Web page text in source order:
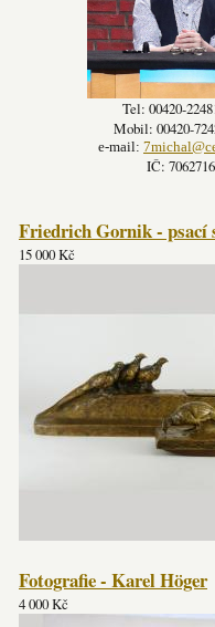
Tel: 00420-
Mobil: 00420-
e-mail:
IČ:
Friedrich Gornik - psací
15 000 Kč
Fotografie - Karel Höger
4 000 Kč